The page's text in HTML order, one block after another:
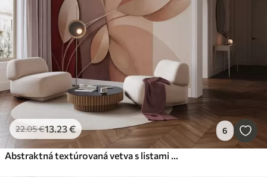
22.05€13.23€ 6
Abstraktná textúrovaná vetva s listami v odtieňoch hnedej, béžovej a červenej farby na pozadí abstraktných tvarov